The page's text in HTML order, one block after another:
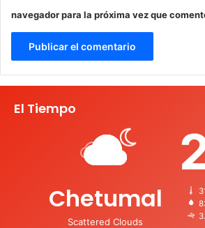
navegador para la próxima vez que
El Tiempo
Chetumal
Scattered Clouds